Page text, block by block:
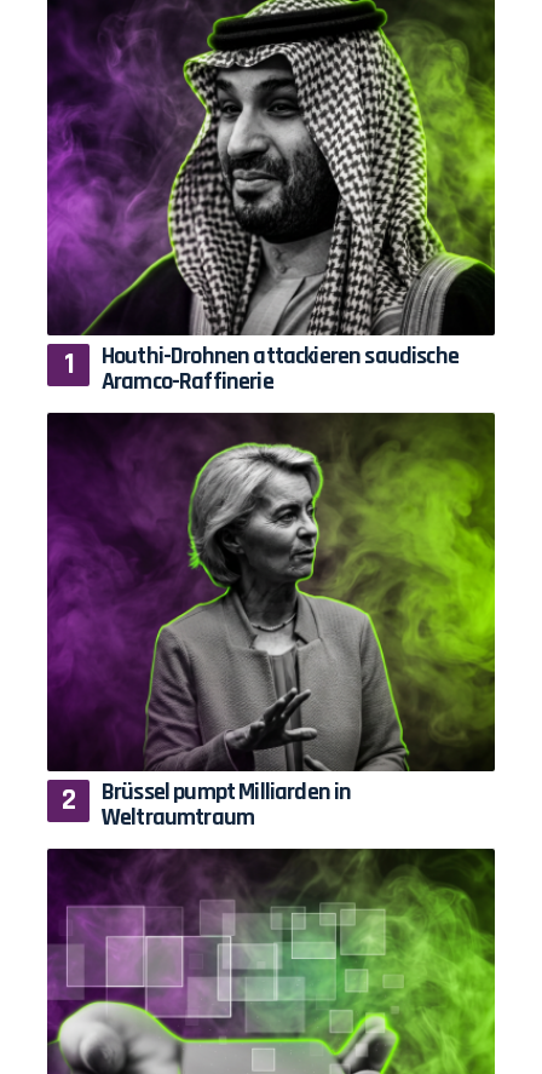
Houthi-Drohnen attackieren saudische
Aramco-Raffinerie
Brüssel pumpt Milliarden in
Weltraumtraum